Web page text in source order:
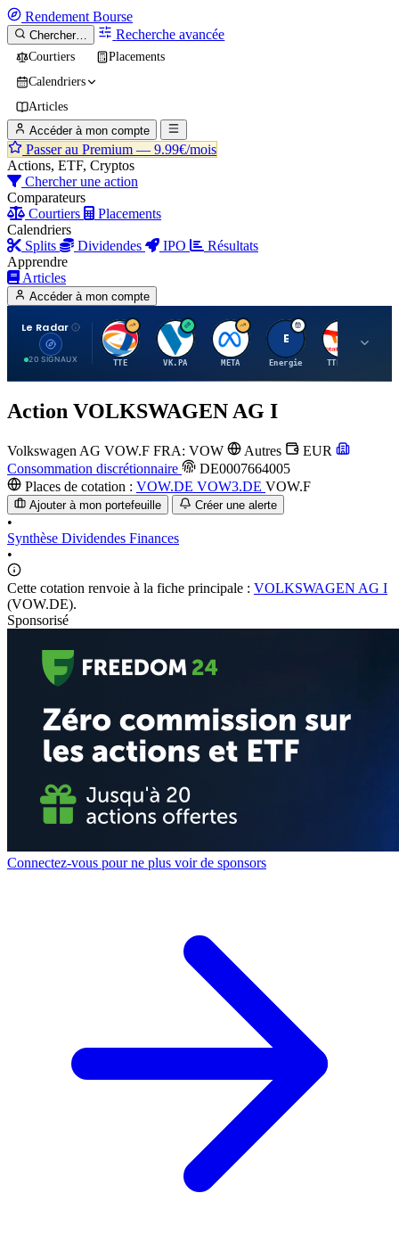
Rendement Bourse
Chercher… Recherche avancée
Courtiers
Placements
Calendriers
Articles
Accéder à mon compte
Passer au Premium — 9.99€/mois
Actions, ETF, Cryptos
Chercher une action
Comparateurs
Courtiers
Placements
Calendriers
Splits
Dividendes IPO
Résultats
Apprendre
Articles
Accéder à mon compte
Le Radar
20 SIGNAUX
T
TTE
V
VK.PA
M
META
E
Energie
T
TTE.PA
Action VOLKSWAGEN AG I
Volkswagen AG VOW.F FRA: VOW Autres
EUR
Consommation discrétionnaire
DE0007664005
Places de cotation : VOW.DE VOW3.DE VOW.F
Ajouter à mon portefeuille Créer une alerte
•
Synthèse Dividendes Finances
•
Cette cotation renvoie à la fiche principale : VOLKSWAGEN AG I
(VOW.DE).
Sponsorisé
Connectez-vous pour ne plus voir de sponsors